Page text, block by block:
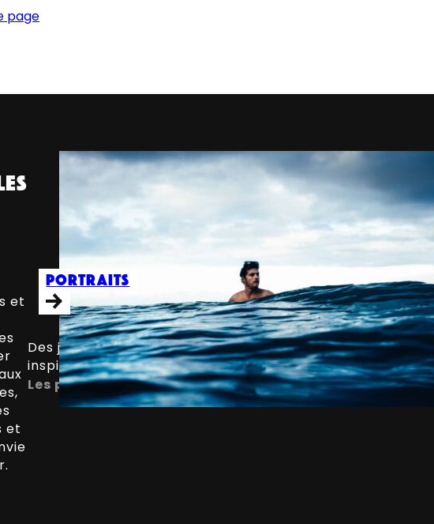
page
et
et
Portraits
Des jeunes têtes bien faites dont les initiatives nous ont
inspirés. Découvrez leurs visages et leur détermination.
Les portraits